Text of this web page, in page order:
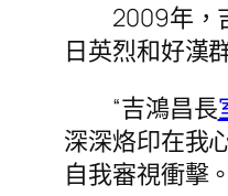
2009年，
日英烈和好漢
“吉鴻昌長
深深烙印在我
自我審視衝擊